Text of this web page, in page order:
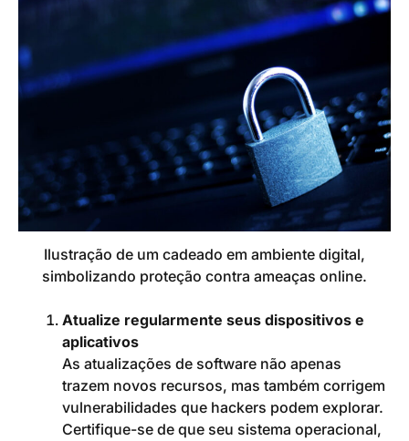
Ilustração de um cadeado em ambiente digital,
simbolizando proteção contra ameaças online.
Atualize regularmente seus dispositivos e
aplicativos
As atualizações de software não apenas
trazem novos recursos, mas também corrigem
vulnerabilidades que hackers podem explorar.
Certifique-se de que seu sistema operacional,